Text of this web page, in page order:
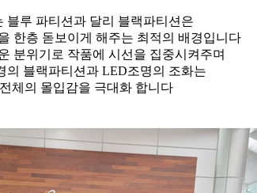
블루 파티션과 달리 블랙파티션은
한층 돋보이게 해주는 최적의 배경입니다
분위기로 작품에 시선을 집중시켜주며
의 블랙파티션과 LED조명의 조화는
체의 몰입감을 극대화 합니다